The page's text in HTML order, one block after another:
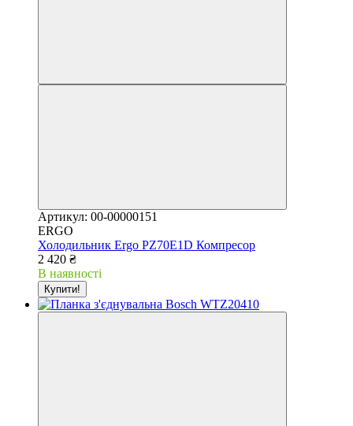
Артикул: 00-00000151
ERGO
Холодильник Ergo PZ70E1D Компресор
2 420 ₴
В наявності
Купити!